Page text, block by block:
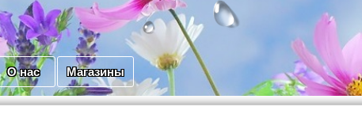
О нас Магазины